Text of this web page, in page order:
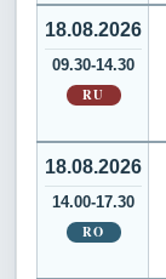
18.08.2026
09.30-14.30
RU
18.08.2026
14.00-17.30
RO